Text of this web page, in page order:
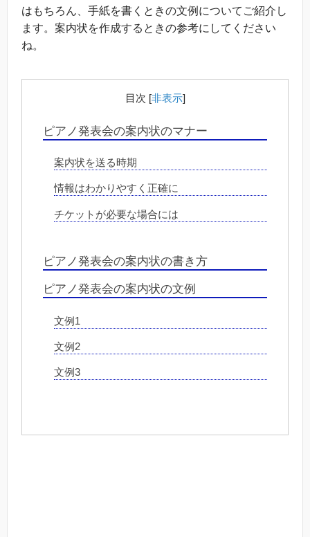
はもちろん、手紙を書くときの文例についてご紹介し
ます。案内状を作成するときの参考にしてください
ね。
目次 [非表示]
ピアノ発表会の案内状のマナー
案内状を送る時期
情報はわかりやすく正確に
チケットが必要な場合には
ピアノ発表会の案内状の書き方
ピアノ発表会の案内状の文例
文例1
文例2
文例3